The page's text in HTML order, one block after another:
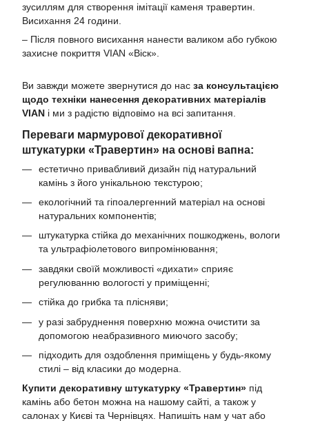
зусиллям для створення імітації каменя травертин.
Висихання 24 години.
– Після повного висихання нанести валиком або губкою
захисне покриття VIAN «Віск».
Ви завжди можете звернутися до нас за консультацією
щодо техніки нанесення декоративних матеріалів
VIAN і ми з радістю відповімо на всі запитання.
Переваги мармурової декоративної
штукатурки «Травертин» на основі вапна:
естетично привабливий дизайн під натуральний
камінь з його унікальною текстурою;
екологічний та гіпоалергенний матеріал на основі
натуральних компонентів;
штукатурка стійка до механічних пошкоджень, вологи
та ультрафіолетового випромінювання;
завдяки своїй можливості «дихати» сприяє
регулюванню вологості у приміщенні;
стійка до грибка та плісняви;
у разі забруднення поверхню можна очистити за
допомогою неабразивного миючого засобу;
підходить для оздоблення приміщень у будь-якому
стилі – від класики до модерна.
Купити декоративну штукатурку «Травертин» під
камінь або бетон можна на нашому сайті, а також у
салонах у Києві та Чернівцях. Напишіть нам у чат або